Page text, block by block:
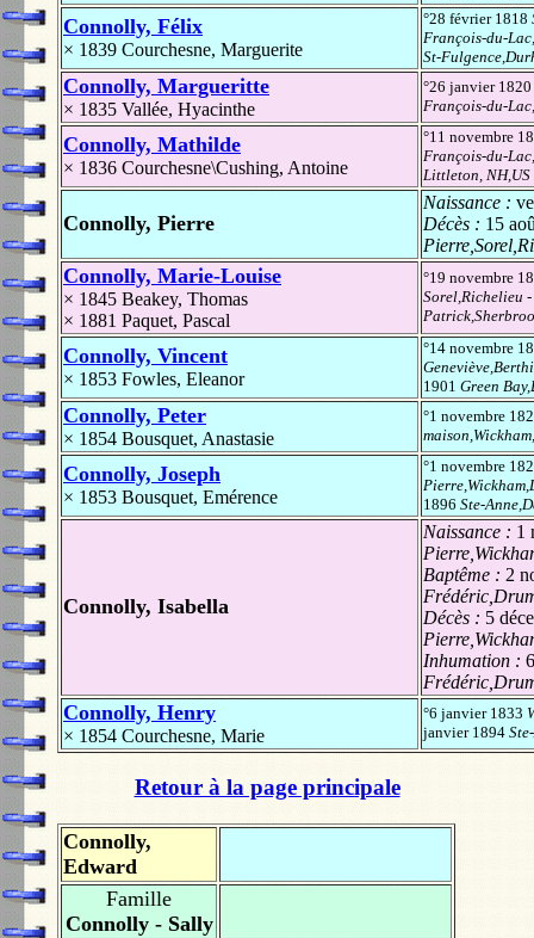
Connolly, Félix
× 1839 Courchesne, Marguerite
°28 février 1818
François-du-
St-
Connolly, Margueritte
× 1835 Vallée, Hyacinthe
°26 janvier 1820
François-du-
Connolly, Mathilde
× 1836 Courchesne\Cushing, Antoine
°11 novembre
François-du-
Littleton, NH,US
Connolly, Pierre
Naissance :
Décès : 15
Connolly, Marie-Louise
× 1845 Beakey, Thomas
× 1881 Paquet, Pascal
°19 novembre
Sorel,Richelieu
Connolly, Vincent
× 1853 Fowles, Eleanor
°14 novembre
1901 Green
Connolly, Peter
× 1854 Bousquet, Anastasie
°1 novembre
Connolly, Joseph
× 1853 Bousquet, Emérence
°1 novembre
1896 Ste-
Connolly, Isabella
Naissance : 1
Baptême : 2
Décès : 5
Inhumation :
Connolly, Henry
× 1854 Courchesne, Marie
°6 janvier 1833
janvier 1894
Retour à la page principale
Connolly,
Edward
Famille
Connolly - Sally